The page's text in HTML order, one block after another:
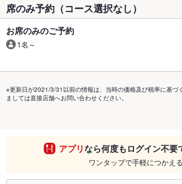
席のみ予約（コース選択なし）
お席のみのご予約
1名～
※更新日が2021/3/31以前の情報は、当時の価格及び税率に基づ
ましては直接店舗へお問い合わせください。
アプリなら何度もログイン不要
ワンタップで手軽につかえる